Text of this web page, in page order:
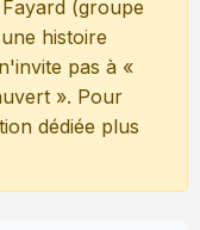
(groupe
histoire
pas à «
». Pour
dédiée plus